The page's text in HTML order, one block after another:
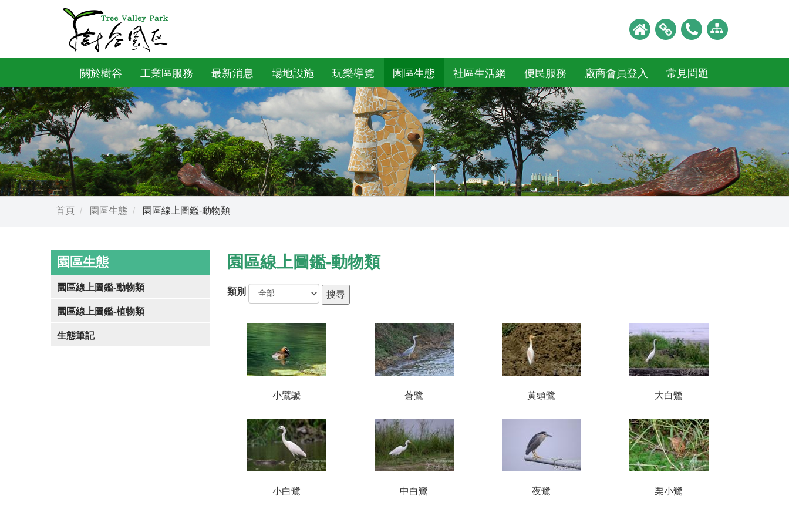
關於樹谷 工業區服務 最新消息 場地設施 玩樂導覽 園區生態 社區生活網 便民服務 廠商會員登入 常見問題
首頁 園區生態 園區線上圖鑑-動物類
園區生態
園區線上圖鑑-動物類
園區線上圖鑑-植物類
生態筆記
園區線上圖鑑-動物類
類別
小鷿鷈 蒼鷺 黃頭鷺 大白鷺
小白鷺 中白鷺 夜鷺 栗小鷺